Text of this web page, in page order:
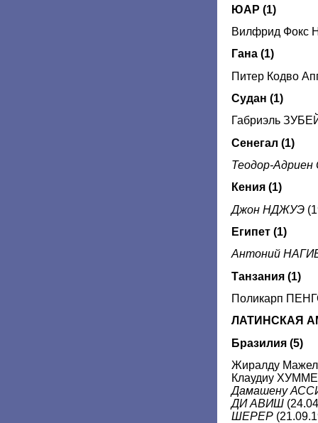
ЮАР (1)
Вилфрид Фокс
Гана (1)
Питер Кодво
Судан (1)
Габриэль
Сенегал (1)
Теодор-
Кения (1)
Джон НДЖУЭ
Египет (1)
Антоний
Танзания (1)
Поликарп
ЛАТИНСКАЯ
Бразилия (5)
Жиралду
Клаудиу
Дамашену
ДИ АВИШ
ШЕРЕР